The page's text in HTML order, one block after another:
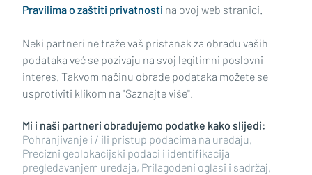
Politika kolačića Kontakt Pritužbe Suradnici
Oglašavanje
RUBRIKE
BRODSKO-POSAVSKA ŽUPANIJA
POŽEŠKO-SLAVONSKA ŽUPANIJA
Pravilima o zaštiti privatnosti na ovoj web stranici.
Neki partneri ne traže vaš pristanak za obradu vaših
podataka već se pozivaju na svoj legitimni poslovni
interes. Takvom načinu obrade podataka možete se
usprotiviti klikom na "Saznajte više".
Mi i naši partneri obrađujemo podatke kako slijedi:
Pohranjivanje i / ili pristup podacima na uređaju,
Precizni geolokacijski podaci i identifikacija
pregledavanjem uređaja, Prilagođeni oglasi i sadržaj,